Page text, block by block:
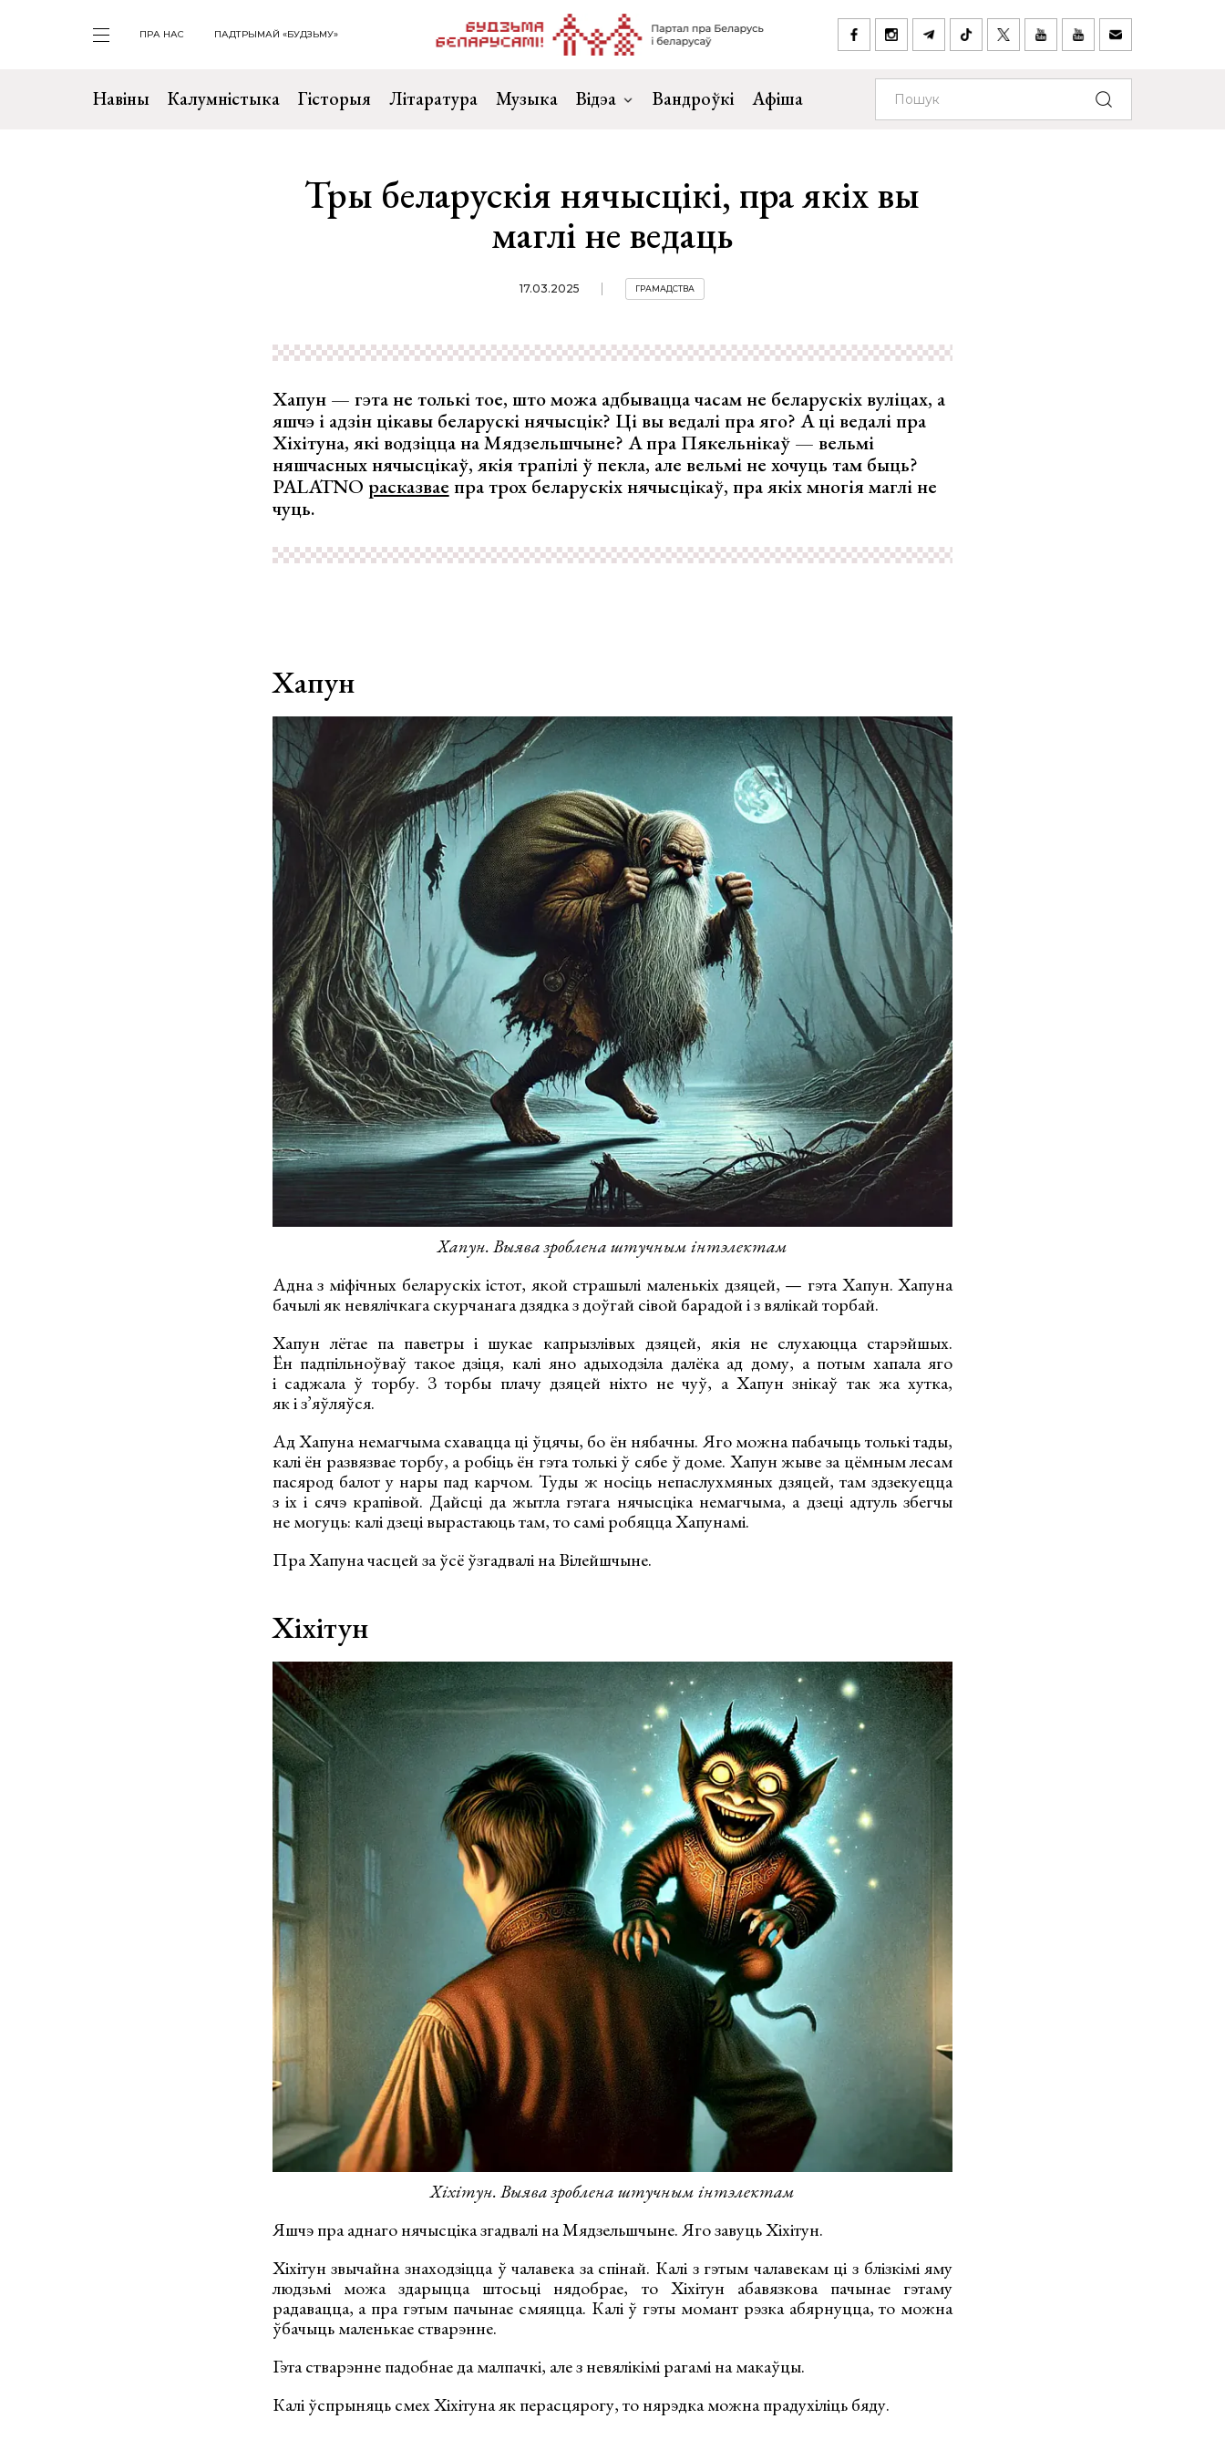
ПРА НАС ПАДТРЫМАЙ «БУДЗЬМУ»
Навіны Калумністыка Гісторыя Літаратура Музыка Відэа Вандроўкі Афіша
Тры беларускія нячысцікі, пра якіх вы
маглі не ведаць
17.03.2025 ГРАМАДСТВА
Хапун — гэта не толькі тое, што можа адбывацца часам не беларускіх вуліцах, а
яшчэ і адзін цікавы беларускі нячысцік? Ці вы ведалі пра яго? А ці ведалі пра
Хіхітуна, які водзіцца на Мядзельшчыне? А пра Пякельнікаў — вельмі
няшчасных нячысцікаў, якія трапілі ў пекла, але вельмі не хочуць там быць?
PALATNO расказвае пра трох беларускіх нячысцікаў, пра якіх многія маглі не
чуць.
Хапун
Хапун. Выява зроблена штучным інтэлектам
Адна з міфічных беларускіх істот, якой страшылі маленькіх дзяцей, — гэта Хапун. Хапуна
бачылі як невялічкага скурчанага дзядка з доўгай сівой барадой і з вялікай торбай.
Хапун лётае па паветры і шукае капрызлівых дзяцей, якія не слухаюцца старэйшых.
Ён падпільноўваў такое дзіця, калі яно адыходзіла далёка ад дому, а потым хапала яго
і саджала ў торбу. З торбы плачу дзяцей ніхто не чуў, а Хапун знікаў так жа хутка,
як і з’яўляўся.
Ад Хапуна немагчыма схавацца ці ўцячы, бо ён нябачны. Яго можна пабачыць толькі тады,
калі ён развязвае торбу, а робіць ён гэта толькі ў сябе ў доме. Хапун жыве за цёмным лесам
пасярод балот у нары пад карчом. Туды ж носіць непаслухмяных дзяцей, там здзекуецца
з іх і сячэ крапівой. Дайсці да жытла гэтага нячысціка немагчыма, а дзеці адтуль збегчы
не могуць: калі дзеці вырастаюць там, то самі робяцца Хапунамі.
Пра Хапуна часцей за ўсё ўзгадвалі на Вілейшчыне.
Хіхітун
Хіхітун. Выява зроблена штучным інтэлектам
Яшчэ пра аднаго нячысціка згадвалі на Мядзельшчыне. Яго завуць Хіхітун.
Хіхітун звычайна знаходзіцца ў чалавека за спінай. Калі з гэтым чалавекам ці з блізкімі яму
людзьмі можа здарыцца штосьці нядобрае, то Хіхітун абавязкова пачынае гэтаму
радавацца, а пра гэтым пачынае смяяцца. Калі ў гэты момант рэзка абярнуцца, то можна
ўбачыць маленькае стварэнне.
Гэта стварэнне падобнае да малпачкі, але з невялікімі рагамі на макаўцы.
Калі ўспрыняць смех Хіхітуна як перасцярогу, то нярэдка можна прадухіліць бяду.